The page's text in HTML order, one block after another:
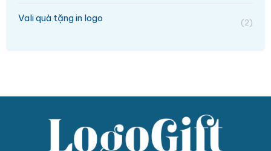
Vali quà tặng in logo (2)